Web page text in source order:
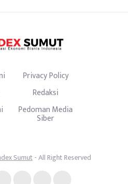
Privacy Policy
Redaksi
Pedoman Media
Siber
Sumut- All Right Reserved